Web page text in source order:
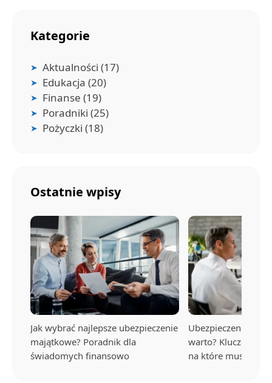
Kategorie
Aktualności (17)
Edukacja (20)
Finanse (19)
Poradniki (25)
Pożyczki (18)
Ostatnie wpisy
Jak wybrać najlepsze ubezpieczenie
majątkowe? Poradnik dla
świadomych finansowo
Ubezpieczenie na
warto? Kluczowe
na które musisz